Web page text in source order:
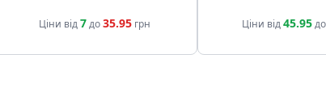
Ціни від7до35.95грн Ціни від45.95до